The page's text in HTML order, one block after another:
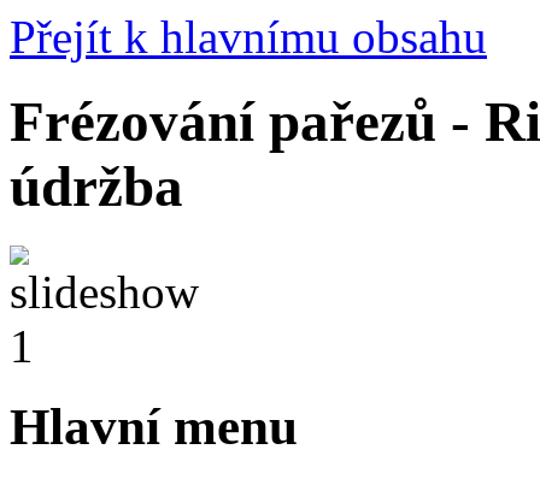
Přejít k hlavnímu obsahu
Frézování pařezů -
údržba
Hlavní menu